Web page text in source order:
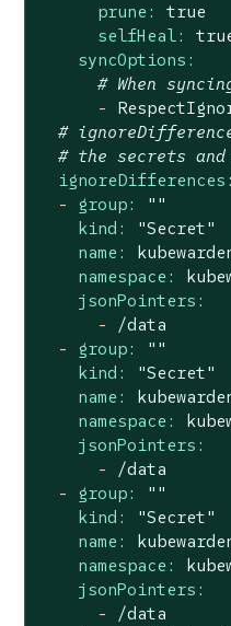
prune:
true
selfHeal:
syncOptions:
# When
-
#
# the secrets and
ignoreDifferences:
-
group:
""
kind:
"Secret"
name:
namespace:
jsonPointers:
-
/data
-
group:
""
kind:
"Secret"
name:
namespace:
jsonPointers:
-
/data
-
group:
""
kind:
"Secret"
name:
namespace:
jsonPointers:
-
/data